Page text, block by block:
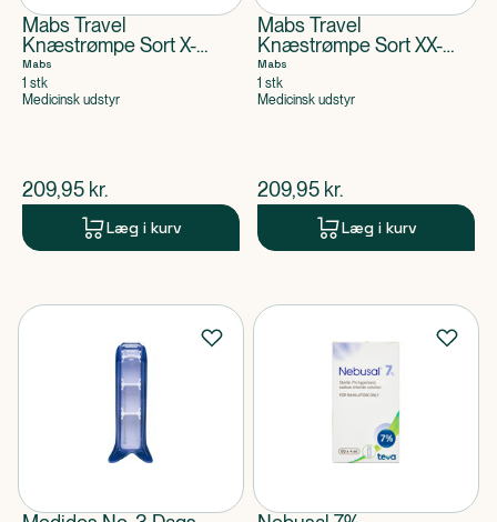
Mabs Travel
Knæstrømpe Sort X-
Large
Mabs
1 stk
Medicinsk udstyr
$nuværende pris
209,95 kr.
Læg i kurv
Mabs Travel
Knæstrømpe Sort XX-
Large
Mabs
1 stk
Medicinsk udstyr
$nuværende pris
209,95 kr.
Læg i kurv